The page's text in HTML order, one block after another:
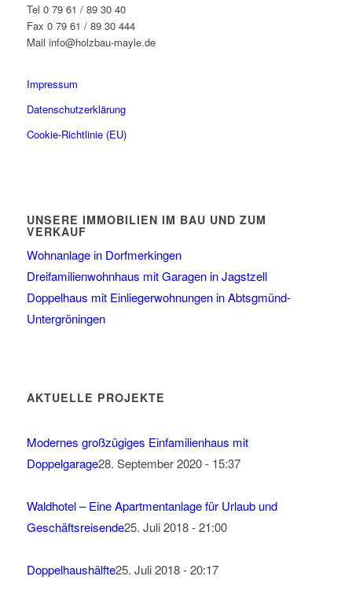
Tel 0 79 61 / 89 30 40
Fax 0 79 61 / 89 30 444
Mail info@holzbau-mayle.de
Impressum
Datenschutzerklärung
Cookie-Richtlinie (EU)
UNSERE IMMOBILIEN IM BAU UND ZUM
VERKAUF
Wohnanlage in Dorfmerkingen
Dreifamilienwohnhaus mit Garagen in Jagstzell
Doppelhaus mit Einliegerwohnungen in Abtsgmünd-
Untergröningen
AKTUELLE PROJEKTE
Modernes großzügiges Einfamilienhaus mit
Doppelgarage28. September 2020 - 15:37
Waldhotel – Eine Apartmentanlage für Urlaub und
Geschäftsreisende25. Juli 2018 - 21:00
Doppelhaushälfte25. Juli 2018 - 20:17